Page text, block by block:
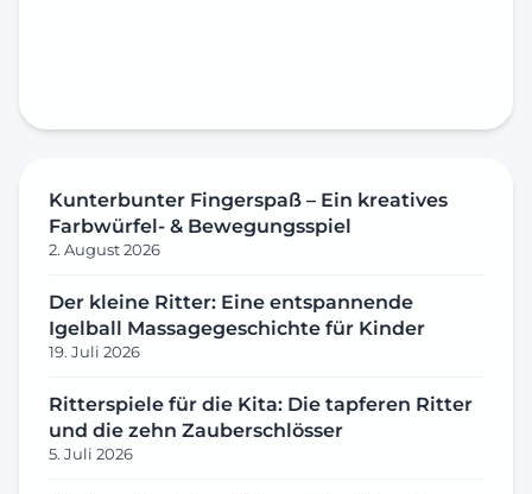
Kunterbunter Fingerspaß – Ein kreatives
Farbwürfel- & Bewegungsspiel
2. August 2026
Der kleine Ritter: Eine entspannende
Igelball Massagegeschichte für Kinder
19. Juli 2026
Ritterspiele für die Kita: Die tapferen Ritter
und die zehn Zauberschlösser
5. Juli 2026